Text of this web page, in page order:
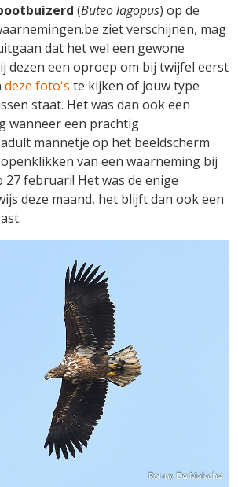
(Buteo lagopus) op de
ziet verschijnen, mag
dat het wel een gewone
dezen een oproep om bij twijfel eerst
deze foto's te kijken of jouw type
staat. Het was dan ook een
wanneer een prachtig
mannetje op het beeldscherm
van een waarneming bij
27 februari! Het was de enige
deze maand, het blijft dan ook een